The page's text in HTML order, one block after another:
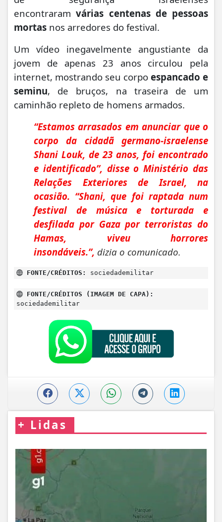
encontraramvárias centenas de pessoas
mortas nos arredores do festival.
Um vídeo inegavelmente angustiante da
jovem de apenas 23 anos circulou pela
internet, mostrando seu corpo espancado e
seminu, de bruços, na traseira de um
caminhão repleto de homens armados.
“Estamos arrasados ​​em anunciar que o
corpo da cidadã germano-israelense
Shani Louk, de 23 anos, foi encontrado
e identificado”, disse o Ministério das
Relações Exteriores de Israel, na
ocasião. “Shani, que foi raptada num
festival de música e torturada e
desfilada por Gaza por terroristas do
Hamas, viveu horrores
insondáveis.”, dizia o comunicado.
FONTE/CRÉDITOS: sociedademilitar
FONTE/CRÉDITOS (IMAGEM DE CAPA):
sociedademilitar
+ Lidas